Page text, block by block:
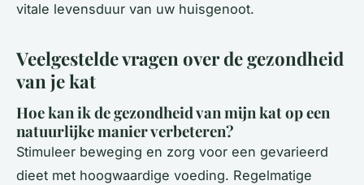
vitale levensduur van uw huisgenoot.
Veelgestelde vragen over de gezondheid
van je kat
Hoe kan ik de gezondheid van mijn kat op een
natuurlijke manier verbeteren?
Stimuleer beweging en zorg voor een gevarieerd
dieet met hoogwaardige voeding. Regelmatige